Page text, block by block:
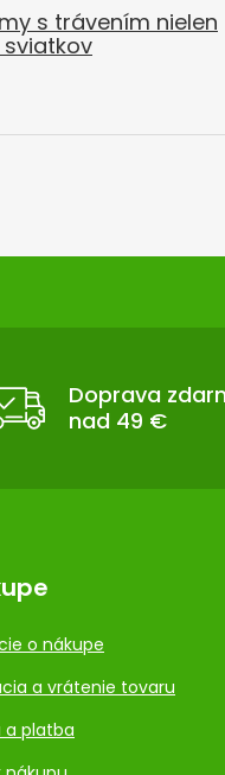
s trávením nielen
Doprava
nad 49 €
o nákupe
a vrátenie tovaru
a platba